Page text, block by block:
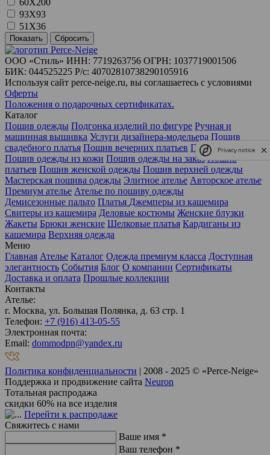
93X93
51X36
ООО «Стиль» ИНН: 7719263756 ОГРН: 1037719001506
БИК: 044525225 Р/с: 40702810738290105916
Используя сайт perce-neige.ru, вы соглашаетесь с условиями
Оферты
Положения о подарочных сертификатах.
Каталог
Пошив одежды Подгонка изделий по фигуре Ручная и
машинная вышивка Услуги дизайнера-модельера Пошив
свадебного платья Пошив вечерних платьев Пошив костюмов
Пошив одежды из кожи Пошив одежды на заказ Пошив
платьев Пошив женской одежды Пошив верхней одежды
Мастерская пошива одежды Элитное ателье Авторское ателье
Премиум ателье Ателье по пошиву одежды
Демисезонные пальто Платья Джемперы из кашемира
Свитеры из кашемира Деловые костюмы Женские блузки
Жакеты Брюки женские Шелковые платья Кардиганы из
кашемира Верхняя одежда
Меню
Главная Ателье Каталог Одежда премиум класса Доступная
элегантность События Блог О компании Сертификаты
Доставка и оплата Прошлые коллекции
Контакты
Ателье:
г. Москва, ул. Большая Полянка, д. 63 стр. 1
Телефон: +7 (916) 413-05-55
Электронная почта:
Email: dommodpn@yandex.ru
Политика конфиденциальности | 2008 - 2025 © «Perce-Neige»
Поддержка и продвижение сайта Neuron
Тотальная распродажа
скидки 60% на все изделия
Перейти к распродаже
Свяжитесь с нами
Ваше имя *
Ваш телефон *
Privacy notice